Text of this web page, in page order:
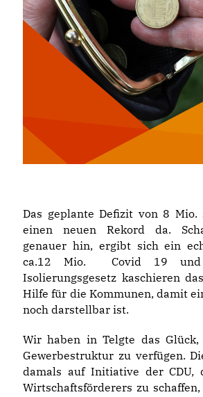
Das geplante Defizit von 8
einen neuen Rekord da.
genauer hin, ergibt sich ein
ca.12 Mio. Covid 19 und
Isolierungsgesetz kaschieren
Hilfe für die Kommunen, damit
noch darstellbar ist.
Wir haben in Telgte das
Gewerbestruktur zu verfügen.
damals auf Initiative der CDU,
Wirtschaftsförderers zu